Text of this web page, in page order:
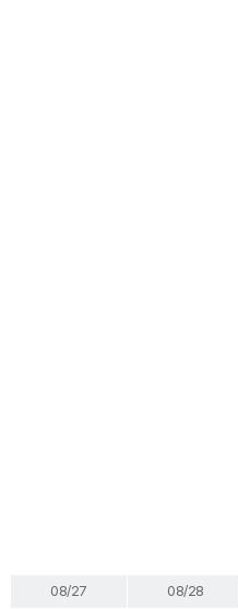
08/27 08/28